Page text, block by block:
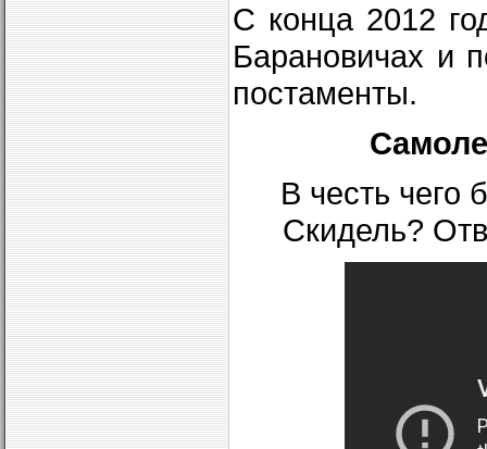
С конца 2012
Барановичах и
постаменты.
В честь чего
Скидель?